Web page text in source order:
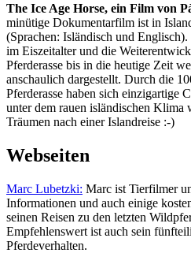
The Ice Age Horse, ein Film von
minütige Dokumentarfilm ist in
(Sprachen: Isländisch und
im Eiszeitalter und die
Pferderasse bis in die heutige Zeit
anschaulich dargestellt. Durch die
Pferderasse haben sich einzigartige
unter dem rauen isländischen
Träumen nach einer Islandreise :-)
Webseiten
Marc Lubetzki: Marc ist Tierfilmer
Informationen und auch einige
seinen Reisen zu den letzten
Empfehlenswert ist auch sein
Pferdeverhalten.